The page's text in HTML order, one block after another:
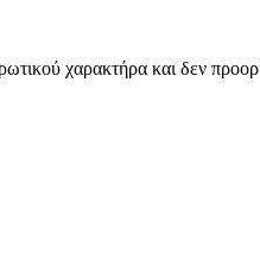
χαρακτήρα και δεν